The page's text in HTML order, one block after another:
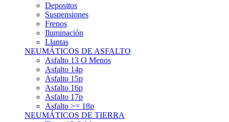
Suspensiones
Frenos
Iluminación
Llantas
NEUMÁTICOS DE ASFALTO
Asfalto 13 O Menos
Asfalto 14p
Asfalto 15p
Asfalto 16p
Asfalto 17p
Asfalto >= 18p
NEUMÁTICOS DE TIERRA
Tierra 13 O Menos